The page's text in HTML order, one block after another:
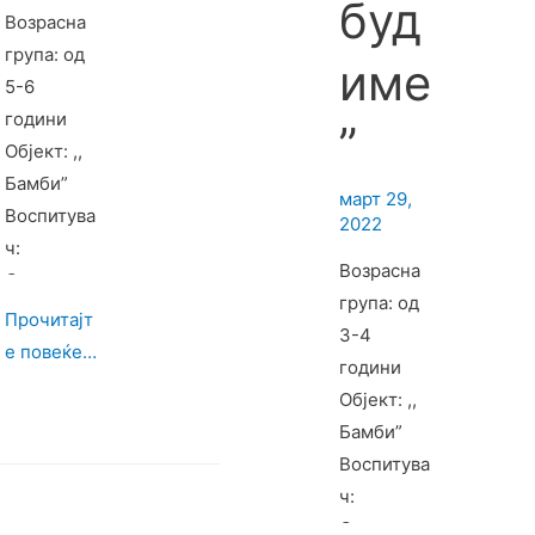
Возрасна
група: од
5-6
години
Објект: ,,
Бамби”
Воспитува
ч:
Светлана
Дичоска
Цел: Да се
Прочитајт
е повеќе…
буд
име
”
март 29,
2022
Возрасна
група: од
3-4
години
Објект: ,,
Бамби”
Воспитува
ч:
Снежана